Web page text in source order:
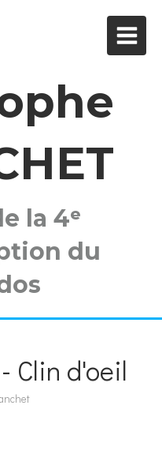
la 4ᵉ
du
Clin d'oeil